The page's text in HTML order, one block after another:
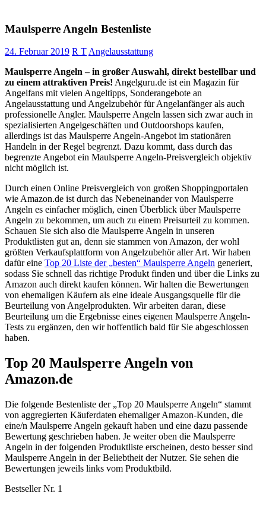
Maulsperre Angeln Bestenliste
24. Februar 2019 R TAngelausstattung
Maulsperre Angeln – in großer Auswahl, direkt bestellbar und
zu einem attraktiven Preis! Angelguru.de ist ein Magazin für
Angelfans mit vielen Angeltipps, Sonderangebote an
Angelausstattung und Angelzubehör für Angelanfänger als auch
professionelle Angler. Maulsperre Angeln lassen sich zwar auch in
spezialisierten Angelgeschäften und Outdoorshops kaufen,
allerdings ist das Maulsperre Angeln-Angebot im stationären
Handeln in der Regel begrenzt. Dazu kommt, dass durch das
begrenzte Angebot ein Maulsperre Angeln-Preisvergleich objektiv
nicht möglich ist.
Durch einen Online Preisvergleich von großen Shoppingportalen
wie Amazon.de ist durch das Nebeneinander von Maulsperre
Angeln es einfacher möglich, einen Überblick über Maulsperre
Angeln zu bekommen, um auch zu einem Preisurteil zu kommen.
Schauen Sie sich also die Maulsperre Angeln in unseren
Produktlisten gut an, denn sie stammen von Amazon, der wohl
größten Verkaufsplattform von Angelzubehör aller Art. Wir haben
dafür eine Top 20 Liste der „besten“ Maulsperre Angeln generiert,
sodass Sie schnell das richtige Produkt finden und über die Links zu
Amazon auch direkt kaufen können. Wir halten die Bewertungen
von ehemaligen Käufern als eine ideale Ausgangsquelle für die
Beurteilung von Angelprodukten. Wir arbeiten daran, diese
Beurteilung um die Ergebnisse eines eigenen Maulsperre Angeln-
Tests zu ergänzen, den wir hoffentlich bald für Sie abgeschlossen
haben.
Top 20 Maulsperre Angeln von
Amazon.de
Die folgende Bestenliste der „Top 20 Maulsperre Angeln“ stammt
von aggregierten Käuferdaten ehemaliger Amazon-Kunden, die
eine/n Maulsperre Angeln gekauft haben und eine dazu passende
Bewertung geschrieben haben. Je weiter oben die Maulsperre
Angeln in der folgenden Produktliste erscheinen, desto besser sind
Maulsperre Angeln in der Beliebtheit der Nutzer. Sie sehen die
Bewertungen jeweils links vom Produktbild.
Bestseller Nr. 1